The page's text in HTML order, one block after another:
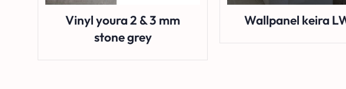
Vinyl youra 2 & 3 mm
stone grey
Wallpanel keira